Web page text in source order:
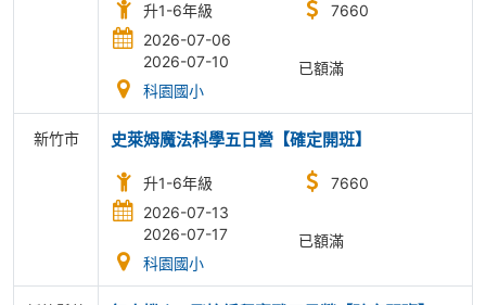
升1-6年級
2026-07-06
2026-07-10
科園國小
7660
已額滿
新竹市 史萊姆魔法科學五日營【確定開班】
升1-6年級
2026-07-13
2026-07-17
科園國小
7660
已額滿